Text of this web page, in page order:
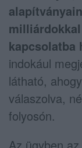
kapcsolatba
indokául
látható,
válaszolva,
folyosón.
Az ügyben